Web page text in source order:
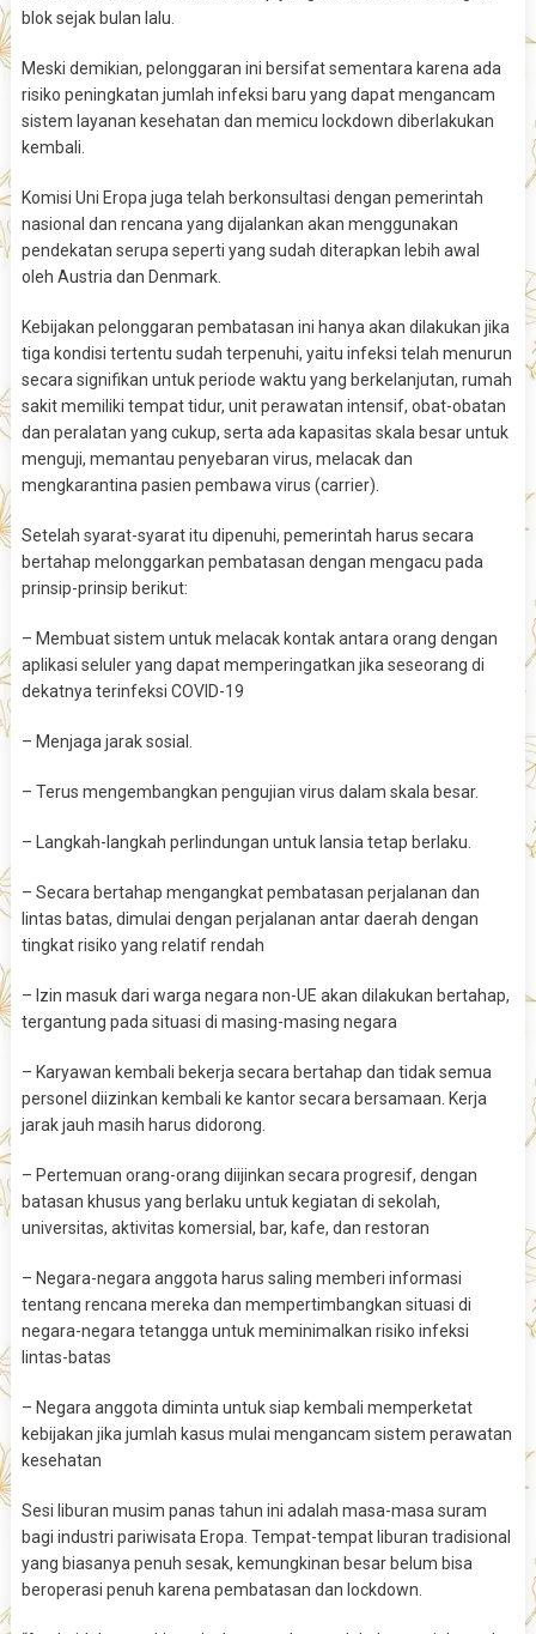
blok sejak bulan lalu.
Meski demikian, pelonggaran ini bersifat sementara karena ada
risiko peningkatan jumlah infeksi baru yang dapat mengancam
sistem layanan kesehatan dan memicu lockdown diberlakukan
kembali.
Komisi Uni Eropa juga telah berkonsultasi dengan pemerintah
nasional dan rencana yang dijalankan akan menggunakan
pendekatan serupa seperti yang sudah diterapkan lebih awal
oleh Austria dan Denmark.
Kebijakan pelonggaran pembatasan ini hanya akan dilakukan jika
tiga kondisi tertentu sudah terpenuhi, yaitu infeksi telah menurun
secara signifikan untuk periode waktu yang berkelanjutan, rumah
sakit memiliki tempat tidur, unit perawatan intensif, obat-obatan
dan peralatan yang cukup, serta ada kapasitas skala besar untuk
menguji, memantau penyebaran virus, melacak dan
mengkarantina pasien pembawa virus (carrier).
Setelah syarat-syarat itu dipenuhi, pemerintah harus secara
bertahap melonggarkan pembatasan dengan mengacu pada
prinsip-prinsip berikut:
– Membuat sistem untuk melacak kontak antara orang dengan
aplikasi seluler yang dapat memperingatkan jika seseorang di
dekatnya terinfeksi COVID-19
– Menjaga jarak sosial.
– Terus mengembangkan pengujian virus dalam skala besar.
– Langkah-langkah perlindungan untuk lansia tetap berlaku.
– Secara bertahap mengangkat pembatasan perjalanan dan
lintas batas, dimulai dengan perjalanan antar daerah dengan
tingkat risiko yang relatif rendah
– Izin masuk dari warga negara non-UE akan dilakukan bertahap,
tergantung pada situasi di masing-masing negara
– Karyawan kembali bekerja secara bertahap dan tidak semua
personel diizinkan kembali ke kantor secara bersamaan. Kerja
jarak jauh masih harus didorong.
– Pertemuan orang-orang diijinkan secara progresif, dengan
batasan khusus yang berlaku untuk kegiatan di sekolah,
universitas, aktivitas komersial, bar, kafe, dan restoran
– Negara-negara anggota harus saling memberi informasi
tentang rencana mereka dan mempertimbangkan situasi di
negara-negara tetangga untuk meminimalkan risiko infeksi
lintas-batas
– Negara anggota diminta untuk siap kembali memperketat
kebijakan jika jumlah kasus mulai mengancam sistem perawatan
kesehatan
Sesi liburan musim panas tahun ini adalah masa-masa suram
bagi industri pariwisata Eropa. Tempat-tempat liburan tradisional
yang biasanya penuh sesak, kemungkinan besar belum bisa
beroperasi penuh karena pembatasan dan lockdown.